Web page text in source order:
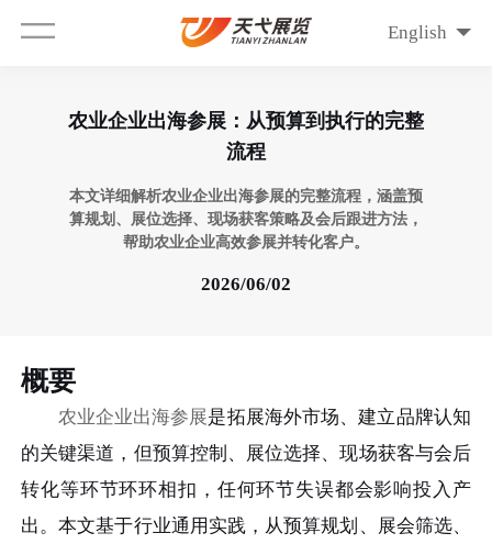
English
农业企业出海参展：从预算到执行的完整
流程
本文详细解析农业企业出海参展的完整流程，涵盖预
算规划、展位选择、现场获客策略及会后跟进方法，
帮助农业企业高效参展并转化客户。
2026/06/02
概要
农业企业出海参展是拓展海外市场、建立品牌认知
的关键渠道，但预算控制、展位选择、现场获客与会后
转化等环节环环相扣，任何环节失误都会影响投入产
出。本文基于行业通用实践，从预算规划、展会筛选、